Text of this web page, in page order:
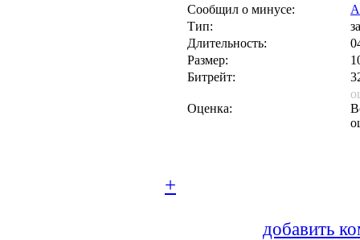
Сообщил о минусе:
Тип:
Длительность:
Размер:
Битрейт:
Оценка:
+
добавить